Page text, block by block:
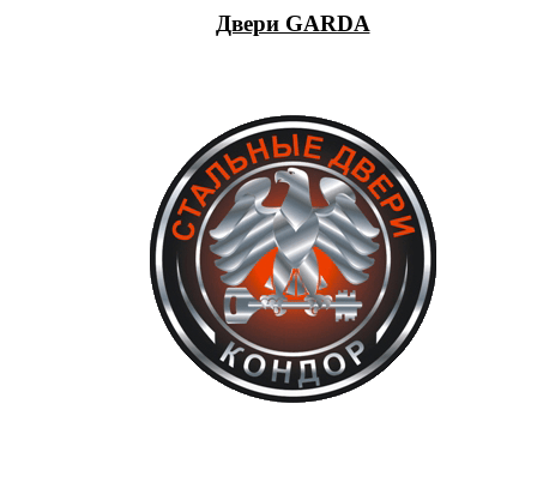
Двери GARDA